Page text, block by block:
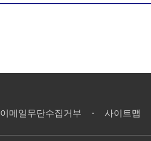
이메일무단수집거부 사이트맵